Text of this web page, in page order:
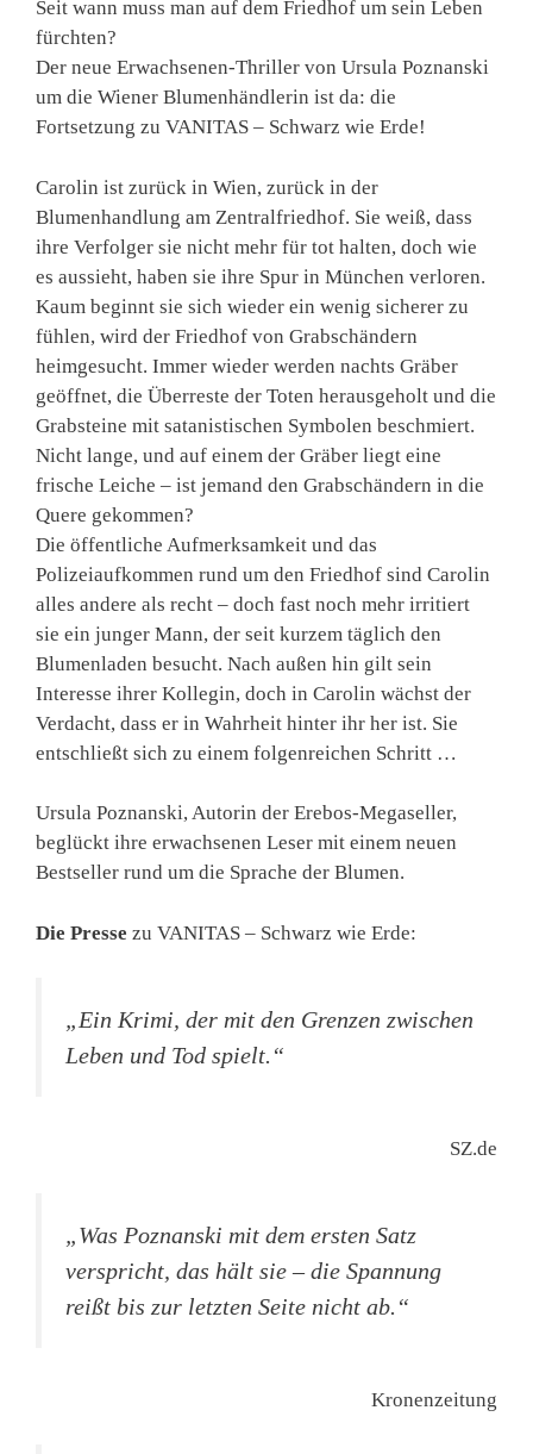
Seit wann muss man auf dem Friedhof um sein Leben
fürchten?
Der neue Erwachsenen-Thriller von Ursula Poznanski
um die Wiener Blumenhändlerin ist da: die
Fortsetzung zu VANITAS – Schwarz wie Erde!
Carolin ist zurück in Wien, zurück in der
Blumenhandlung am Zentralfriedhof. Sie weiß, dass
ihre Verfolger sie nicht mehr für tot halten, doch wie
es aussieht, haben sie ihre Spur in München verloren.
Kaum beginnt sie sich wieder ein wenig sicherer zu
fühlen, wird der Friedhof von Grabschändern
heimgesucht. Immer wieder werden nachts Gräber
geöffnet, die Überreste der Toten herausgeholt und die
Grabsteine mit satanistischen Symbolen beschmiert.
Nicht lange, und auf einem der Gräber liegt eine
frische Leiche – ist jemand den Grabschändern in die
Quere gekommen?
Die öffentliche Aufmerksamkeit und das
Polizeiaufkommen rund um den Friedhof sind Carolin
alles andere als recht – doch fast noch mehr irritiert
sie ein junger Mann, der seit kurzem täglich den
Blumenladen besucht. Nach außen hin gilt sein
Interesse ihrer Kollegin, doch in Carolin wächst der
Verdacht, dass er in Wahrheit hinter ihr her ist. Sie
entschließt sich zu einem folgenreichen Schritt …
Ursula Poznanski, Autorin der Erebos-Megaseller,
beglückt ihre erwachsenen Leser mit einem neuen
Bestseller rund um die Sprache der Blumen.
Die Presse zu VANITAS – Schwarz wie Erde:
„Ein Krimi, der mit den Grenzen zwischen
Leben und Tod spielt.“
SZ.de
„Was Poznanski mit dem ersten Satz
verspricht, das hält sie – die Spannung
reißt bis zur letzten Seite nicht ab.“
Kronenzeitung